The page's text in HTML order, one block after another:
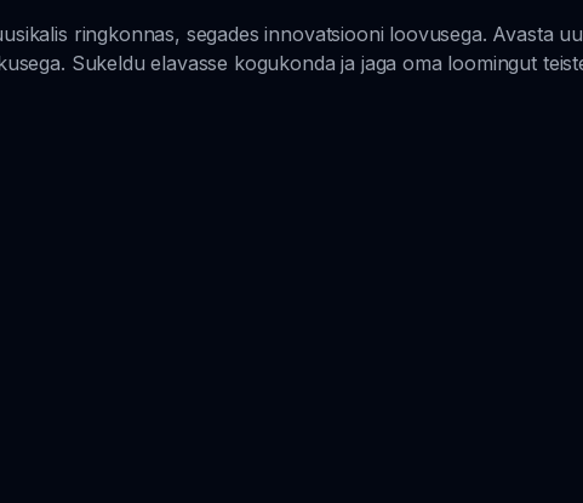
ringkonnas, segades innovatsiooni loovusega. Avasta
Sukeldu elavasse kogukonda ja jaga oma loomingut